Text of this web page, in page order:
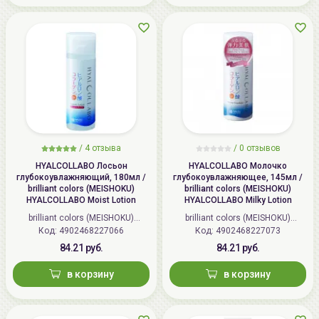
/ 4 отзыва
HYALCOLLABO Лосьон
глубокоувлажняющий, 180мл /
brilliant colors (MEISHOKU)
HYALCOLLABO Moist Lotion
brilliant colors (MEISHOKU)
(Япония)
Код: 4902468227066
84.21 руб.
в корзину
/ 0 отзывов
HYALCOLLABO Молочко
глубокоувлажняющее, 145мл /
brilliant colors (MEISHOKU)
HYALCOLLABO Milky Lotion
brilliant colors (MEISHOKU)
(Япония)
Код: 4902468227073
84.21 руб.
в корзину